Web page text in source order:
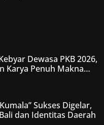
Dewasa PKB 2026,
Karya Penuh Makna
Sukses Digelar,
dan Identitas Daerah